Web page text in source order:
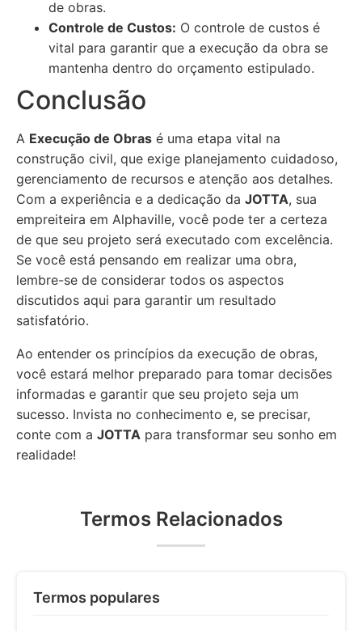
de obras.
Controle de Custos: O controle de custos é
vital para garantir que a execução da obra se
mantenha dentro do orçamento estipulado.
Conclusão
A Execução de Obras é uma etapa vital na
construção civil, que exige planejamento cuidadoso,
gerenciamento de recursos e atenção aos detalhes.
Com a experiência e a dedicação da JOTTA, sua
empreiteira em Alphaville, você pode ter a certeza
de que seu projeto será executado com excelência.
Se você está pensando em realizar uma obra,
lembre-se de considerar todos os aspectos
discutidos aqui para garantir um resultado
satisfatório.
Ao entender os princípios da execução de obras,
você estará melhor preparado para tomar decisões
informadas e garantir que seu projeto seja um
sucesso. Invista no conhecimento e, se precisar,
conte com a JOTTA para transformar seu sonho em
realidade!
Termos Relacionados
Termos populares